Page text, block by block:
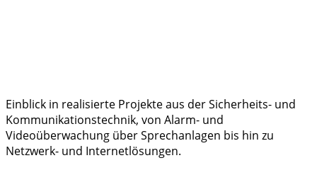
Einblick in realisierte Projekte aus der Sicherheits- und
Kommunikationstechnik, von Alarm- und
Videoüberwachung über Sprechanlagen bis hin zu
Netzwerk- und Internetlösungen.